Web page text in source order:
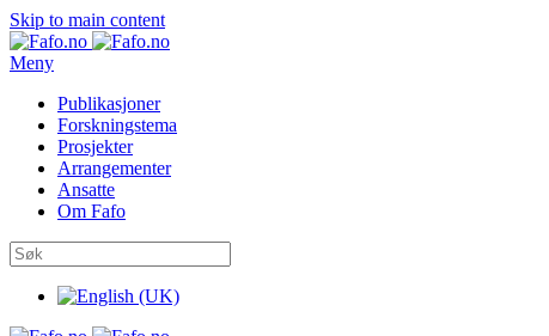
Skip to main content
Meny
Publikasjoner
Forskningstema
Prosjekter
Arrangementer
Ansatte
Om Fafo